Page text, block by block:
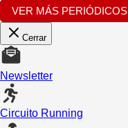
VER MÁS PERIÓDICOS
Cerrar
Newsletter
Circuito Running